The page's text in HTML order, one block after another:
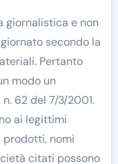
giornalistica e non
secondo la
Pertanto
modo un
62 del 7/3/2001.
ai legittimi
nomi
citati possono